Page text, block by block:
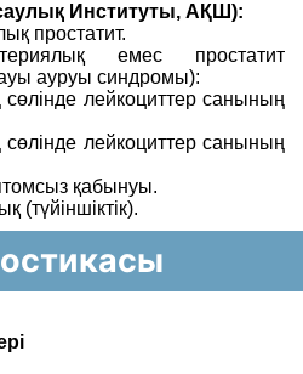
Институты, АҚШ):
простатит.
емес простатит
ауруы синдромы):
сөлінде лейкоциттер санының
сөлінде лейкоциттер санының
қабынуы.
(түйіншіктік).